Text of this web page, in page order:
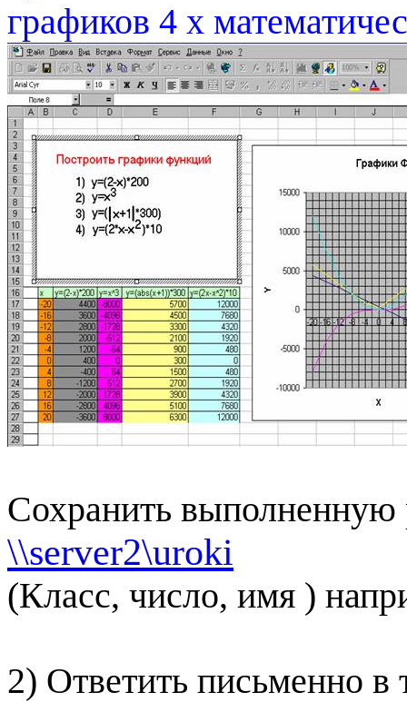
графиков 4 х
Сохранить выполненную
\\server2\uroki
(Класс, число, имя )
2) Ответить письменно в